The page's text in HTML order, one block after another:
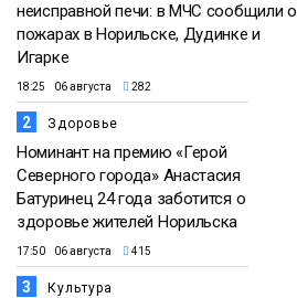
неисправной печи: в МЧС сообщили о
пожарах в Норильске, Дудинке и
Игарке
18:25 06 августа 282
2 Здоровье
Номинант на премию «Герой
Северного города» Анастасия
Батуринец 24 года заботится о
здоровье жителей Норильска
17:50 06 августа 415
3 Культура